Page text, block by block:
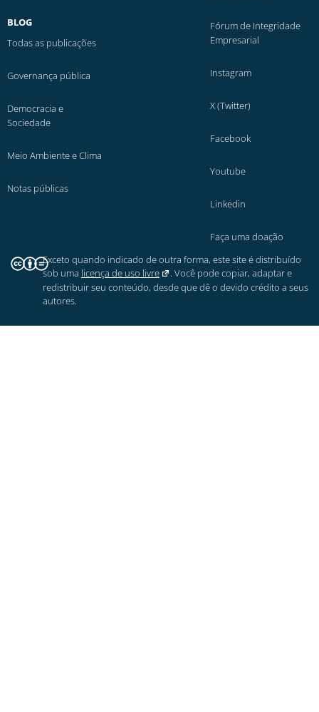
BLOG
Todas as publicações
Governança pública
Democracia e
Sociedade
Meio Ambiente e Clima
Notas públicas
Fórum de Integridade
Empresarial
Instagram
X (Twitter)
Facebook
Youtube
Linkedin
Faça uma doação
Exceto quando indicado de outra forma, este site é distribuído
sob uma licença de uso livre
. Você pode copiar, adaptar e
redistribuir seu conteúdo, desde que dê o devido crédito a seus
autores.